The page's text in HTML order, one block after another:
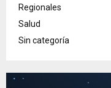
Regionales
Salud
Sin categoría